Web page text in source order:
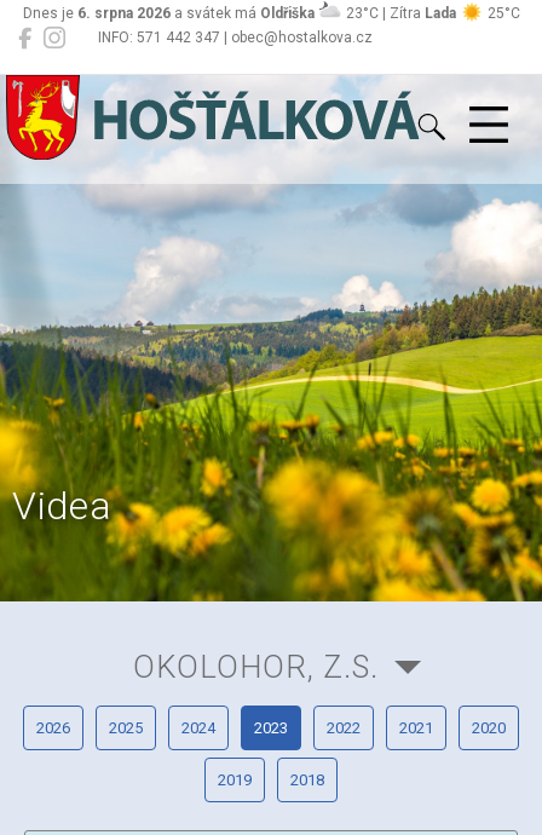
INFO: 571 442 347 | obec@hostalkova.cz
Dnes je 6. srpna 2026a svátek má Oldřiška 23°C | Zítra Lada 25°C
Hošťálková
Videa
OKOLOHOR, Z.S.
2026 2025 2024 2023 2022 2021 2020
2019 2018